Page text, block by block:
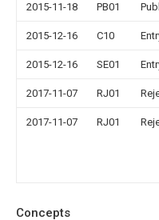
2015-11-18 PB01
2015-12-16 C10
2015-12-16 SE01
2017-11-07 RJ01
2017-11-07 RJ01
Concepts